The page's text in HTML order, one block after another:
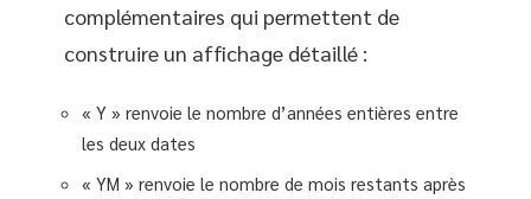
complémentaires qui permettent de
construire un affichage détaillé :
« Y » renvoie le nombre d’années entières entre
les deux dates
« YM » renvoie le nombre de mois restants après